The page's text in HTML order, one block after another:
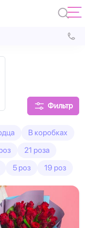
Фильтр
В коробках
21 роза
5 роз 19 роз